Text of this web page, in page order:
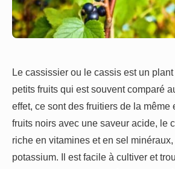
Le cassissier ou le cassis est un
petits fruits qui est souvent comparé
effet, ce sont des fruitiers de la même
fruits noirs avec une saveur acide, le
riche en vitamines et en sel
potassium. Il est facile à cultiver et